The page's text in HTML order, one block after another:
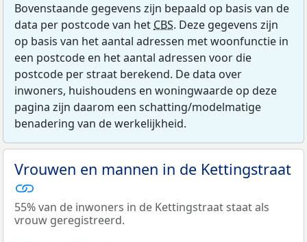
Bovenstaande gegevens zijn bepaald op basis van de
data per postcode van het CBS. Deze gegevens zijn
op basis van het aantal adressen met woonfunctie in
een postcode en het aantal adressen voor die
postcode per straat berekend. De data over
inwoners, huishoudens en woningwaarde op deze
pagina zijn daarom een schatting/modelmatige
benadering van de werkelijkheid.
Vrouwen en mannen in de Kettingstraat
55% van de inwoners in de Kettingstraat staat als
vrouw geregistreerd.